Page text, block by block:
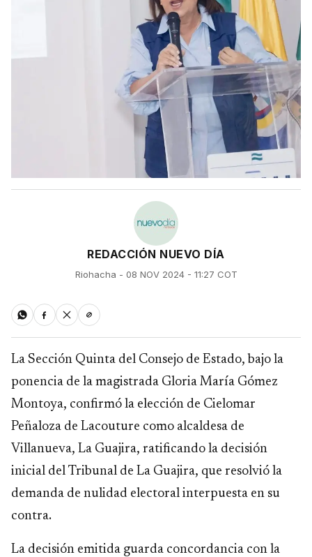
REDACCIÓN NUEVO DÍA
Riohacha - 08 NOV 2024 - 11:27 COT
La Sección Quinta del Consejo de Estado, bajo la
ponencia de la magistrada Gloria María Gómez
Montoya, confirmó la elección de Cielomar
Peñaloza de Lacouture como alcaldesa de
Villanueva, La Guajira, ratificando la decisión
inicial del Tribunal de La Guajira, que resolvió la
demanda de nulidad electoral interpuesta en su
contra.
La decisión emitida guarda concordancia con la